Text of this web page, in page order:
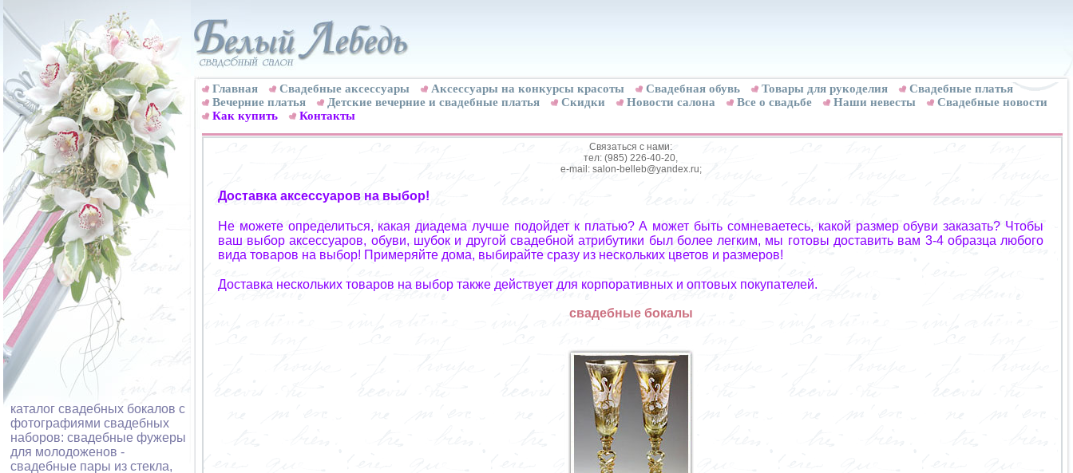
каталог свадебных бокалов с
фотографиями свадебных
наборов: свадебные фужеры
для молодоженов -
свадебные пары из стекла,
Главная Свадебные аксессуары Аксессуары на конкурсы красоты Свадебная обувь Товары для рукоделия
Cвадебные платья
Вечерние платья
Детские вечерние и свадебные платья Скидки Новости салона Все о свадьбе Наши невесты
Свадебные новости
Как купить
Контакты
Связаться с нами:
тел: (985) 226-40-20,
e-mail: salon-belleb@yandex.ru;
Доставка аксессуаров на выбор!
Не можете определиться, какая диадема лучше подойдет к платью? А может быть сомневаетесь, какой размер обуви заказать? Чтобы
ваш выбор аксессуаров, обуви, шубок и другой свадебной атрибутики был более легким, мы готовы доставить вам 3-4 образца любого
вида товаров на выбор! Примеряйте дома, выбирайте сразу из нескольких цветов и размеров!
Доставка нескольких товаров на выбор также действует для корпоративных и оптовых покупателей.
свадебные бокалы